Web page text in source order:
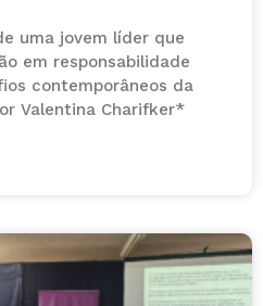
uma jovem líder que
em responsabilidade
contemporâneos da
Valentina Charifker*